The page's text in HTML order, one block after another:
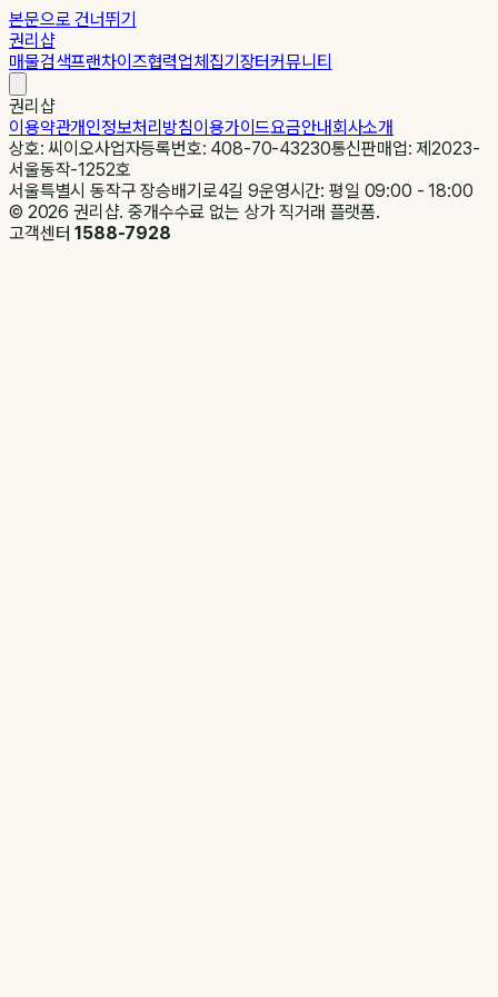
본문으로 건너뛰기
권리샵
매물검색프랜차이즈협력업체집기장터커뮤니티
권리샵
이용약관개인정보처리방침이용가이드요금안내회사소개
상호: 씨이오사업자등록번호: 408-70-43230통신판매업: 제2023-
서울동작-1252호
서울특별시 동작구 장승배기로4길 9운영시간: 평일 09:00 - 18:00
© 2026 권리샵. 중개수수료 없는 상가 직거래 플랫폼.
고객센터1588-7928